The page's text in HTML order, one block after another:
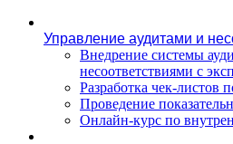
Управление аудитами и
Внедрение системы
несоответствиями с
Разработка чек-листов
Проведение
Онлайн-курс по